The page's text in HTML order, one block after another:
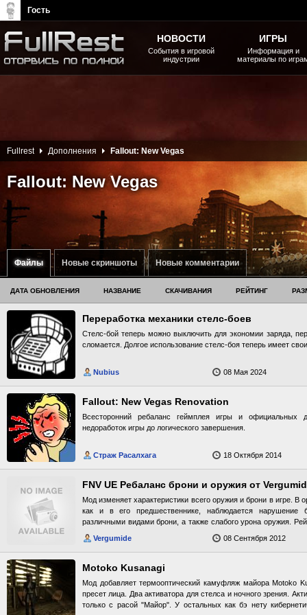
Файлы Новые скриншоты Новые комментарии
Fallout: New Vegas
Fullrest Дополнения Fallout: New Vegas
ДАТА ОБНОВЛЕНИЯ НАЗВАНИЕ СКАЧИВАНИЯ РЕЙТИНГ
Переработка механики стелс-боев
Стелс-бой теперь можно выключить для экономии заряда,
сломается. Долгое использование стелс-боя теперь имеет
Nubius 08 Мая 2024
Fallout: New Vegas Renovation
Всесторонний ребаланс геймплея игры и официальных
недоработок игры до логического завершения.
Страж Расалхага 18 Октября 2014
FNV UE Ребаланс брони и оружия от
Мод изменяет характеристики всего оружия и брони в игре. В
как и в его предшественнике, наблюдается нарушение
различными видами брони, а также слабого урона оружия.
оказываются живучее, чем носители бронежилетов, а
пуля, пущенная ему прямо в голову. Силовая броня,
прежних частей, по необъяснимой причине уступила свое
бронежилету, а легионеры в своих рубищах выдерживают
положение владельцев более тяжелых и по логике
"Ребаланс брони" увеличивают поглощение урона броней
броня - в 1,5 раза Средняя броня - в 2 раза Тяжелая броня
Vergumide 08 Сентября 2012
Motoko Kusanagi
Мод добавляет термооптический камуфляж майора Motoko
пресет лица. Два активатора для стелса и ночного зрения.
только с расой "Майор". У остальных как бэ нету
НОВОСТИ
События в игровой
индустрии
ИГРЫ
Информация и
материалы по
Гость